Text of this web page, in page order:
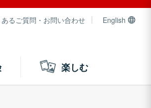
あるご質問・お問い合わせ English
楽しむ